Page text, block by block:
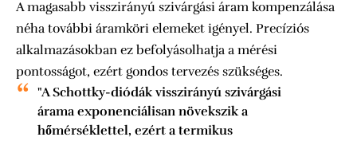
A magasabb visszirányú szivárgási áram kompenzálása
néha további áramköri elemeket igényel. Precíziós
alkalmazásokban ez befolyásolhatja a mérési
pontosságot, ezért gondos tervezés szükséges.
"A Schottky-diódák visszirányú szivárgási
árama exponenciálisan növekszik a
hőmérséklettel, ezért a termikus